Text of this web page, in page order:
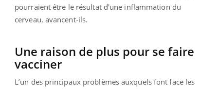
pourraient être le résultat d'une inflammation du
cerveau, avancent-ils.
Une raison de plus pour se faire
vacciner
L’un des principaux problèmes auxquels font face les